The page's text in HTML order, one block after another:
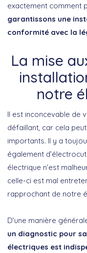
exactement comment
garantissons une
conformité avec la
La mise
notre
Il est inconcevable de
défaillant, car cela
importants. Il y a
également
électrique n’est
celle-ci est mal
rapprochant de notre
D’une manière
un diagnostic pour
électriques est